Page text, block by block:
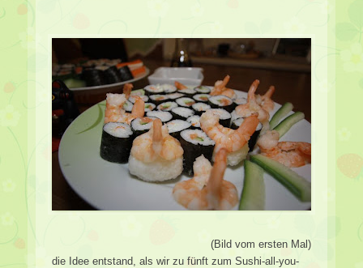
(Bild vom ersten Mal)
die Idee entstand, als wir zu fünft zum Sushi-all-you-